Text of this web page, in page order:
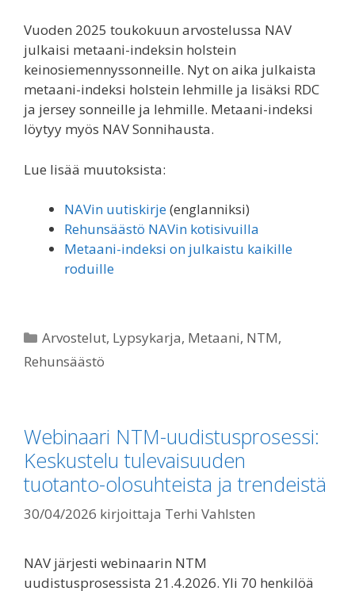
Vuoden 2025 toukokuun arvostelussa NAV
julkaisi metaani-indeksin holstein
keinosiemennyssonneille. Nyt on aika julkaista
metaani-indeksi holstein lehmille ja lisäksi RDC
ja jersey sonneille ja lehmille. Metaani-indeksi
löytyy myös NAV Sonnihausta.
Lue lisää muutoksista:
NAVin uutiskirje(englanniksi)
Rehunsäästö NAVin kotisivuilla
Metaani-indeksi on julkaistu kaikille
roduille
Kategoriat
Arvostelut, Lypsykarja, Metaani, NTM,
Rehunsäästö
Webinaari NTM-uudistusprosessi:
Keskustelu tulevaisuuden
tuotanto-olosuhteista ja trendeistä
30/04/2026 kirjoittaja Terhi Vahlsten
NAV järjesti webinaarin NTM
uudistusprosessista 21.4.2026. Yli 70 henkilöä